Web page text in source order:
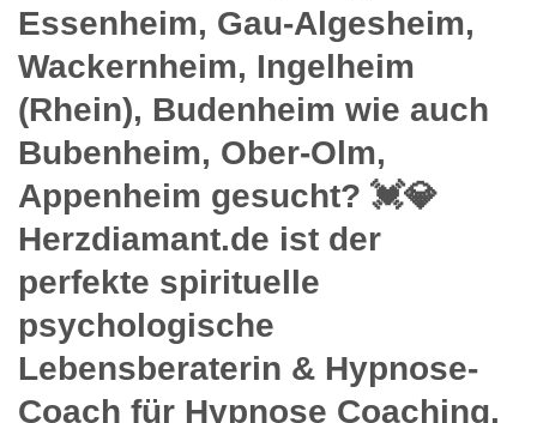
Essenheim, Gau-Algesheim,
Wackernheim, Ingelheim
(Rhein), Budenheim wie auch
Bubenheim, Ober-Olm,
Appenheim gesucht? 💓️💎
Herzdiamant.de ist der
perfekte spirituelle
psychologische
Lebensberaterin & Hypnose-
Coach für Hypnose Coaching.